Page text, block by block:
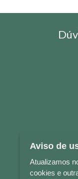
Aviso de
Atualizamos
cookies e